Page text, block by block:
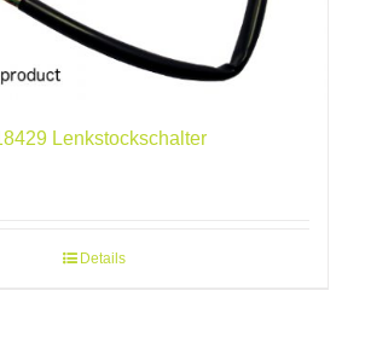
Lenkstockschalter
Details